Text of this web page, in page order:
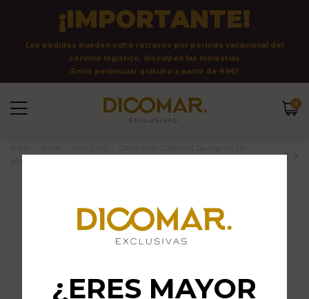
¿ERES MAYOR
¡IMPORTANTE!
Los pedidos pueden sufrir retrasos por período vacacional del
servicio logístico, disculpen las molestias
¡Envío peninsular gratuito a partir de 99€!
0